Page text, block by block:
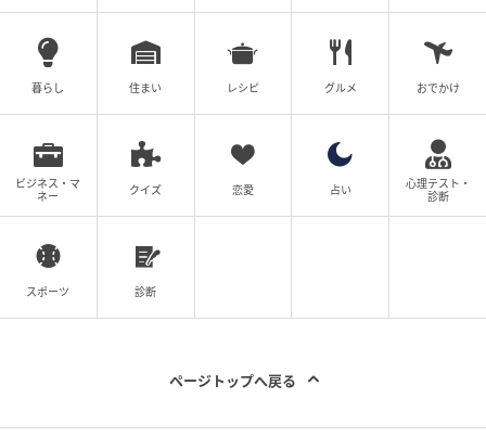
暮らし 住まい レシピ グルメ おでかけ
ビジネス・マ
ネー
クイズ 恋愛 占い
心理テスト・
診断
スポーツ 診断
ページトップへ戻る